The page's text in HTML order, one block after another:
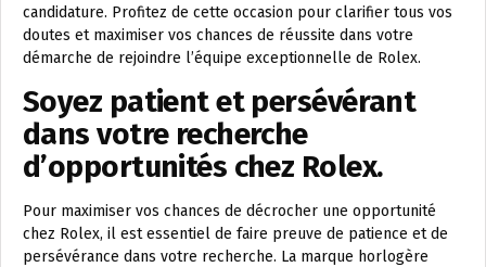
candidature. Profitez de cette occasion pour clarifier tous vos
doutes et maximiser vos chances de réussite dans votre
démarche de rejoindre l’équipe exceptionnelle de Rolex.
Soyez patient et persévérant
dans votre recherche
d’opportunités chez Rolex.
Pour maximiser vos chances de décrocher une opportunité
chez Rolex, il est essentiel de faire preuve de patience et de
persévérance dans votre recherche. La marque horlogère